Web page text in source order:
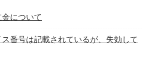
について
番号は記載されているが、失効して